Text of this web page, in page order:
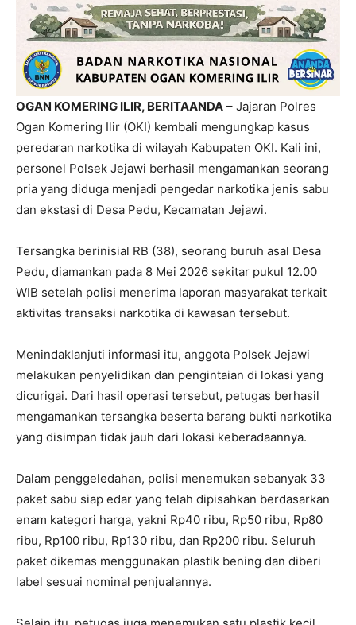
OGAN KOMERING ILIR, BERITAANDA – Jajaran Polres
Ogan Komering Ilir (OKI) kembali mengungkap kasus
peredaran narkotika di wilayah Kabupaten OKI. Kali ini,
personel Polsek Jejawi berhasil mengamankan seorang
pria yang diduga menjadi pengedar narkotika jenis sabu
dan ekstasi di Desa Pedu, Kecamatan Jejawi.
Tersangka berinisial RB (38), seorang buruh asal Desa
Pedu, diamankan pada 8 Mei 2026 sekitar pukul 12.00
WIB setelah polisi menerima laporan masyarakat terkait
aktivitas transaksi narkotika di kawasan tersebut.
Menindaklanjuti informasi itu, anggota Polsek Jejawi
melakukan penyelidikan dan pengintaian di lokasi yang
dicurigai. Dari hasil operasi tersebut, petugas berhasil
mengamankan tersangka beserta barang bukti narkotika
yang disimpan tidak jauh dari lokasi keberadaannya.
Dalam penggeledahan, polisi menemukan sebanyak 33
paket sabu siap edar yang telah dipisahkan berdasarkan
enam kategori harga, yakni Rp40 ribu, Rp50 ribu, Rp80
ribu, Rp100 ribu, Rp130 ribu, dan Rp200 ribu. Seluruh
paket dikemas menggunakan plastik bening dan diberi
label sesuai nominal penjualannya.